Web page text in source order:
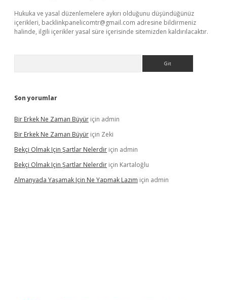
Hukuka ve yasal düzenlemelere aykırı olduğunu düşündüğünüz
içerikleri, backlinkpanelicomtr@gmail.com adresine bildirmeniz
halinde, ilgili içerikler yasal süre içerisinde sitemizden kaldırılacaktır.
Son yorumlar
Bir Erkek Ne Zaman Büyür için admin
Bir Erkek Ne Zaman Büyür için Zeki
Bekçi Olmak Için Şartlar Nelerdir için admin
Bekçi Olmak Için Şartlar Nelerdir için Kartaloğlu
Almanyada Yaşamak Için Ne Yapmak Lazım için admin